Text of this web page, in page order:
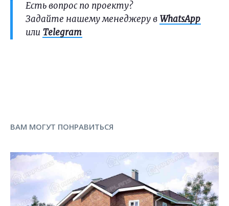
Есть вопрос по проекту?
Задайте нашему менеджеру в WhatsApp
или Telegram
ВАМ МОГУТ ПОНРАВИТЬСЯ